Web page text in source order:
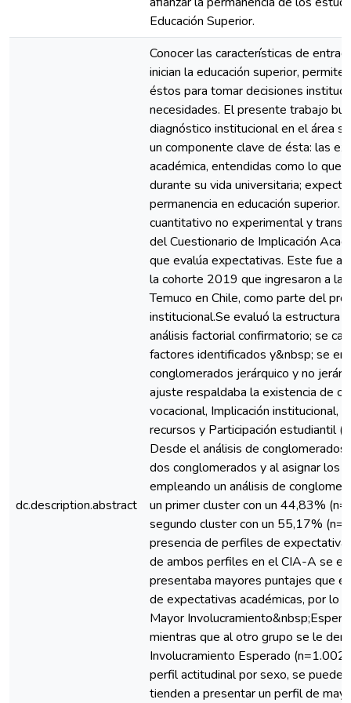
Educación Superior.
dc.description.abstract
Conocer las características de
inician la educación superior,
éstos para tomar decisiones
necesidades. El presente trabajo
diagnóstico institucional en el área
un componente clave de ésta: las
académica, entendidas como lo que
durante su vida universitaria;
permanencia en educación superior.
cuantitativo no experimental y
del Cuestionario de Implicación
que evalúa expectativas. Este fue
la cohorte 2019 que ingresaron a la
Temuco en Chile, como parte del
institucional.Se evaluó la estructura
análisis factorial confirmatorio; se
factores identificados y&nbsp; se
conglomerados jerárquico y no
ajuste respaldaba la existencia de
vocacional, Implicación institucional,
recursos y Participación estudiantil
Desde el análisis de
dos conglomerados y al asignar los
empleando un análisis de
un primer cluster con un 44,83%
segundo cluster con un 55,17%
presencia de perfiles de
de ambos perfiles en el CIA-A se
presentaba mayores puntajes que
de expectativas académicas, por lo
Mayor
mientras que al otro grupo se le
Involucramiento Esperado
perfil actitudinal por sexo, se puede
tienden a presentar un perfil de